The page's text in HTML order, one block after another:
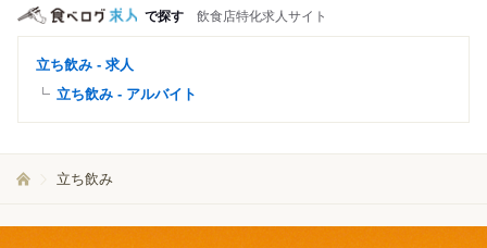
で探す 飲食店特化求人サイト
立ち飲み - 求人
立ち飲み - アルバイト
立ち飲み